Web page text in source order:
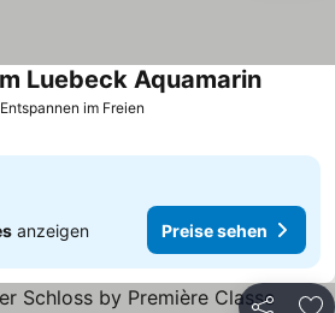
im Freien
Luebeck Aquamarin
anzeigen Preise sehen